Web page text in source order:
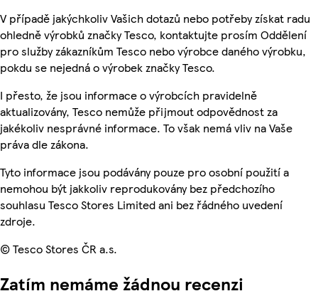
V případě jakýchkoliv Vašich dotazů nebo potřeby získat radu
ohledně výrobků značky Tesco, kontaktujte prosím Oddělení
pro služby zákazníkům Tesco nebo výrobce daného výrobku,
pokdu se nejedná o výrobek značky Tesco.
I přesto, že jsou informace o výrobcích pravidelně
aktualizovány, Tesco nemůže přijmout odpovědnost za
jakékoliv nesprávné informace. To však nemá vliv na Vaše
práva dle zákona.
Tyto informace jsou podávány pouze pro osobní použití a
nemohou být jakkoliv reprodukovány bez předchozího
souhlasu Tesco Stores Limited ani bez řádného uvedení
zdroje.
© Tesco Stores ČR a.s.
Zatím nemáme žádnou recenzi